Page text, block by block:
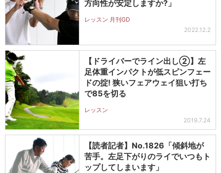
方向性が安定しますか?」
レッスン 月刊GD
2022.12.2
【ドライバーでライン出し②】左
足体重インパクトが低スピンフェー
ドの掟! 狭いフェアウェイ狙い打ち
で85を切る
レッスン
2019.7.24
【読者記者】No.1826「傾斜地が
苦手。左足下がりのライでいつもト
ップしてしまいます」